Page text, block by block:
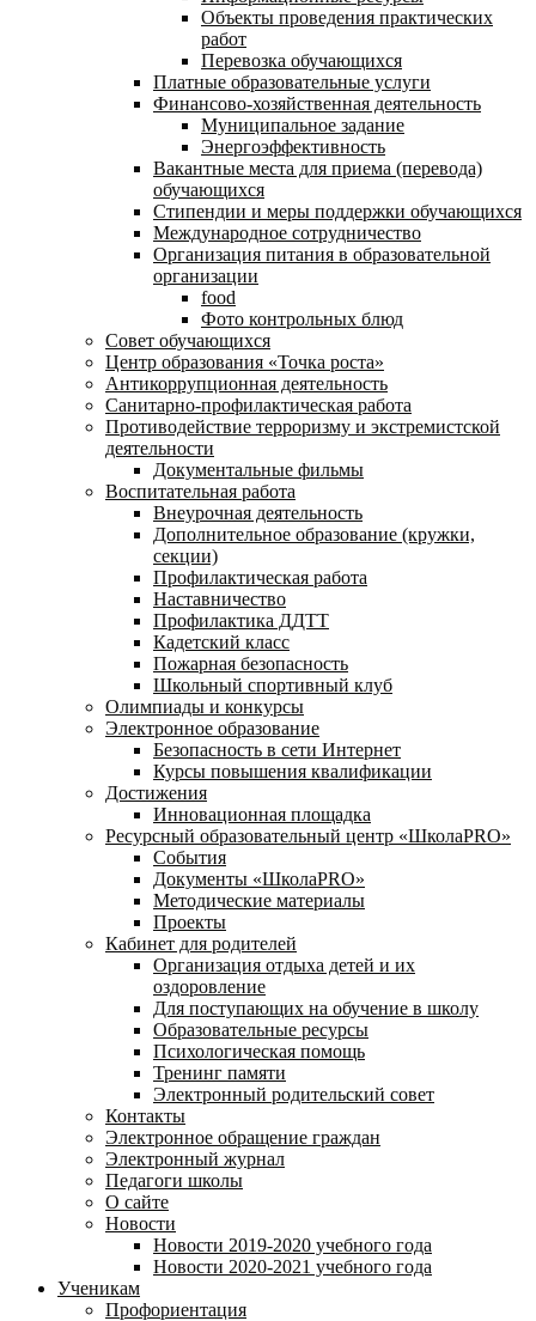
Объекты проведения практических
работ
Перевозка обучающихся
Платные образовательные услуги
Финансово-хозяйственная деятельность
Муниципальное задание
Энергоэффективность
Вакантные места для приема (перевода)
обучающихся
Стипендии и меры поддержки обучающихся
Международное сотрудничество
Организация питания в образовательной
организации
food
Фото контрольных блюд
Совет обучающихся
Центр образования «Точка роста»
Антикоррупционная деятельность
Санитарно-профилактическая работа
Противодействие терроризму и экстремистской
деятельности
Документальные фильмы
Воспитательная работа
Внеурочная деятельность
Дополнительное образование (кружки,
секции)
Профилактическая работа
Наставничество
Профилактика ДДТТ
Кадетский класс
Пожарная безопасность
Школьный спортивный клуб
Олимпиады и конкурсы
Электронное образование
Безопасность в сети Интернет
Курсы повышения квалификации
Достижения
Инновационная площадка
Ресурсный образовательный центр «ШколаPRO»
События
Документы «ШколаPRO»
Методические материалы
Проекты
Кабинет для родителей
Организация отдыха детей и их
оздоровление
Для поступающих на обучение в школу
Образовательные ресурсы
Психологическая помощь
Тренинг памяти
Электронный родительский совет
Контакты
Электронное обращение граждан
Электронный журнал
Педагоги школы
О сайте
Новости
Новости 2019-2020 учебного года
Новости 2020-2021 учебного года
Ученикам
Профориентация